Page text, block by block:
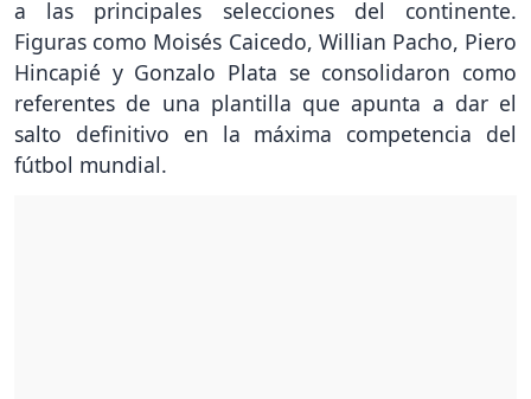
a las principales selecciones del continente.
Figuras como Moisés Caicedo, Willian Pacho, Piero
Hincapié y Gonzalo Plata se consolidaron como
referentes de una plantilla que apunta a dar el
salto definitivo en la máxima competencia del
fútbol mundial.